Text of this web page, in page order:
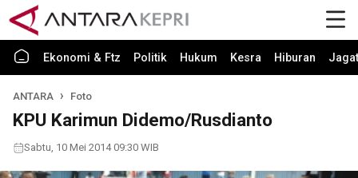
Ekonomi & Ftz Politik Hukum Kesra Hiburan Jagat
ANTARA Foto
KPU Karimun Didemo/Rusdianto
Sabtu, 10 Mei 2014 09:30 WIB